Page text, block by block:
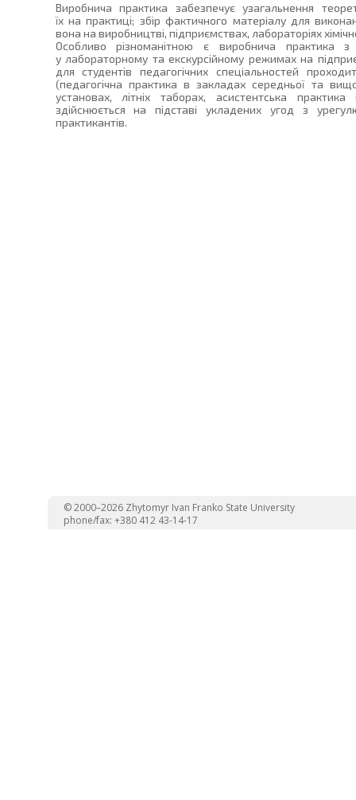
Виробнича практика забезпечує узагальнення
їх на практиці; збір фактичного матеріалу для
вона на виробництві, підприємствах, лабораторіях
Особливо різноманітною є виробнича практика з
у лабораторному та екскурсійному режимах на
для студентів педагогічних спеціальностей
(педагогічна практика в закладах середньої та
установах, літніх таборах, асистентська
здійснюється на підставі укладених угод з
практикантів.
© 2000–2026 Zhytomyr Ivan Franko State University
phone/fax: +380 412 43-14-17